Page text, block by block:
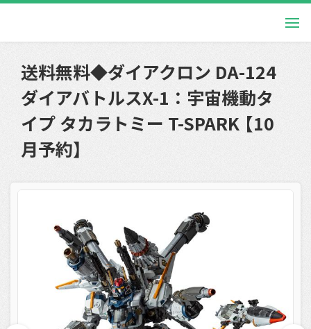
送料無料◆ダイアクロン DA-124
ダイアバトルスX-1：宇宙機動タ
イプ タカラトミー T-SPARK 【10
月予約】